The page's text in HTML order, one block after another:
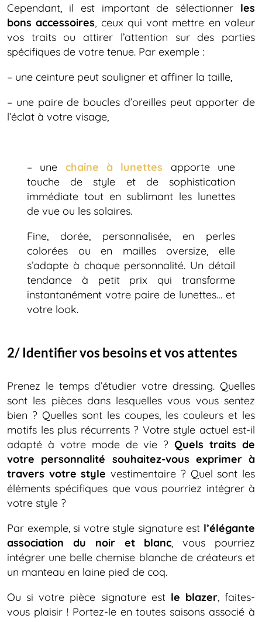
Cependant, il est important de sélectionner les
bons accessoires, ceux qui vont mettre en valeur
vos traits ou attirer l’attention sur des parties
spécifiques de votre tenue. Par exemple :
– une ceinture peut souligner et affiner la taille,
– une paire de boucles d’oreilles peut apporter de
l’éclat à votre visage,
– une chaîne à lunettes apporte une
touche de style et de sophistication
immédiate tout en sublimant les lunettes
de vue ou les solaires.
Fine, dorée, personnalisée, en perles
colorées ou en mailles oversize, elle
s’adapte à chaque personnalité. Un détail
tendance à petit prix qui transforme
instantanément votre paire de lunettes… et
votre look.
2/ Identifier vos besoins et vos attentes
Prenez le temps d’étudier votre dressing. Quelles
sont les pièces dans lesquelles vous vous sentez
bien ? Quelles sont les coupes, les couleurs et les
motifs les plus récurrents ? Votre style actuel est-il
adapté à votre mode de vie ?Quels traits de
votre personnalité souhaitez-vous exprimer à
travers votre stylevestimentaire ? Quel sont les
éléments spécifiques que vous pourriez intégrer à
votre style ?
Par exemple, si votre style signature est l’élégante
association du noir et blanc, vous pourriez
intégrer une belle chemise blanche de créateurs et
un manteau en laine pied de coq.
Ou si votre pièce signature est le blazer, faites-
vous plaisir ! Portez-le en toutes saisons associé à